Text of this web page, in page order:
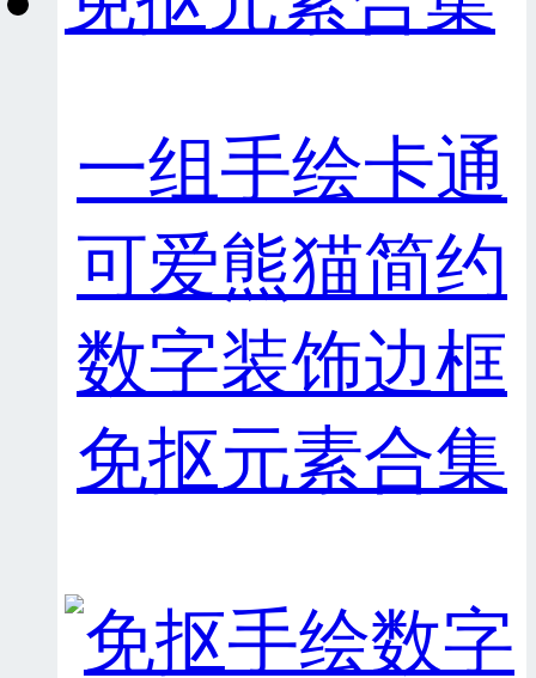
一组手绘卡通
可爱熊猫简约
数字装饰边框
免抠元素合集